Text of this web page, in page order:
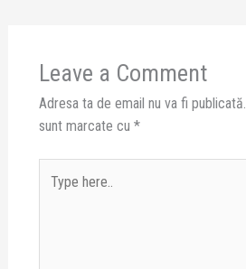
Leave a Comment
Adresa ta de email nu va fi publicată.
sunt marcate cu *
here..